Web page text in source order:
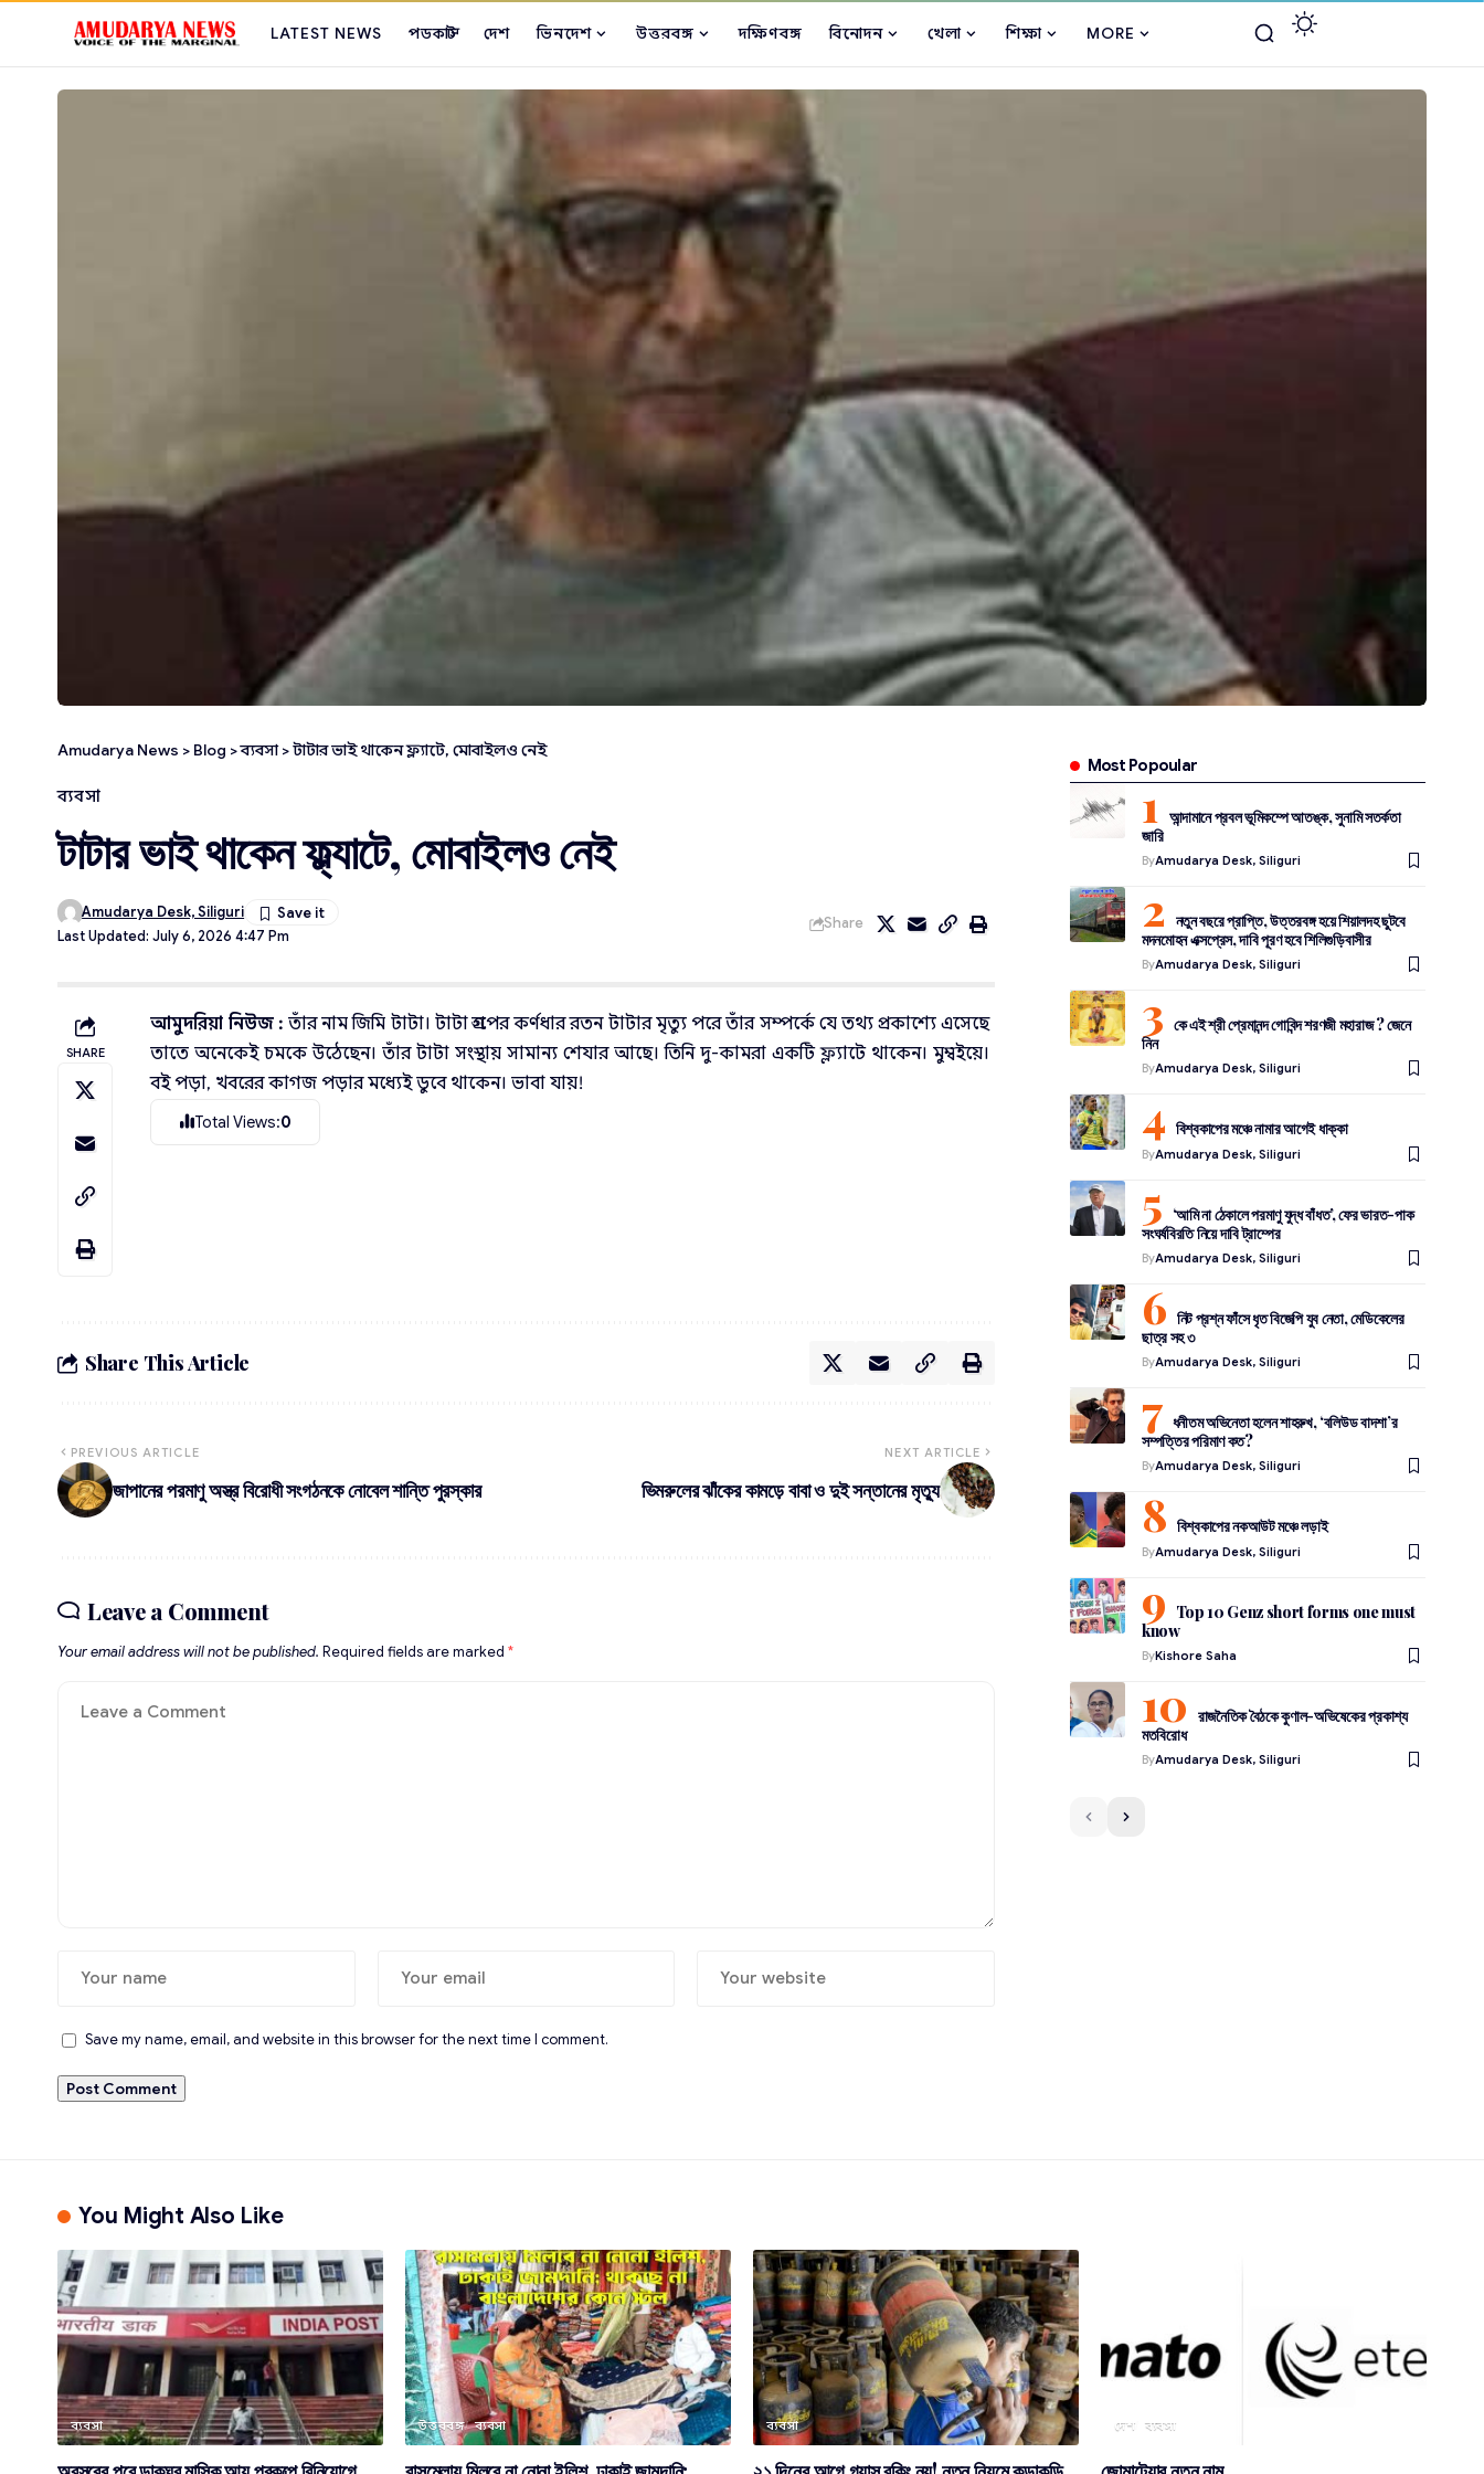
LATEST NEWS পডকাস্ট দেশ ভিনদেশ উত্তরবঙ্গ দক্ষিণবঙ্গ বিনোদন খেলা শিক্ষা MORE
Amudarya News > Blog >ব্যবসা>টাটার ভাই থাকেন ফ্ল্যাটে, মোবাইলও নেই
ব্যবসা
টাটার ভাই থাকেন ফ্ল্যাটে, মোবাইলও নেই
Last Updated: July 6, 2026 4:47 Pm
Amudarya Desk, Siliguri
Share
SHARE
আমুদরিয়া নিউজ : তাঁর নাম জিমি টাটা। টাটা গ্রুপের কর্ণধার রতন টাটার মৃত্যু পরে তাঁর সম্পর্কে যে তথ্য প্রকাশ্যে এসেছে
তাতে অনেকেই চমকে উঠেছেন। তাঁর টাটা সংস্থায় সামান্য শেযার আছে। তিনি দু-কামরা একটি ফ্ল্যাটে থাকেন। মুম্বইয়ে।
বই পড়া, খবরের কাগজ পড়ার মধ্যেই ডুবে থাকেন। ভাবা যায়!
Total Views:0
Share This Article
PREVIOUS ARTICLE
জাপানের পরমাণু অস্ত্র বিরোধী সংগঠনকে নোবেল শান্তি পুরস্কার
NEXT ARTICLE
ভিমরুলের ঝাঁকের কামড়ে বাবা ও দুই সন্তানের মৃত্যু
Leave a Comment
Your email address will not be published. Required fields are marked *
Save my name, email, and website in this browser for the next time I comment.
Most Popoular
আন্দামানে প্রবল ভূমিকম্পে আতঙ্ক, সুনামি সতর্কতা
জারি
ByAmudarya Desk, Siliguri
নতুন বছরে প্রাপ্তি, উত্তরবঙ্গ হয়ে শিয়ালদহ ছুটবে
মদনমোহন এক্সপ্রেস, দাবি পূরণ হবে শিলিগুড়িবাসীর
ByAmudarya Desk, Siliguri
কে এই শ্রী প্রেমানন্দ গোবিন্দ শরণজী মহারাজ ? জেনে
নিন
ByAmudarya Desk, Siliguri
বিশ্বকাপের মঞ্চে নামার আগেই ধাক্কা
ByAmudarya Desk, Siliguri
‘আমি না ঠেকালে পরমাণু যুদ্ধ বাঁধত’, ফের ভারত-পাক
সংঘর্ষবিরতি নিয়ে দাবি ট্রাম্পের
ByAmudarya Desk, Siliguri
নিট প্রশ্ন ফাঁসে ধৃত বিজেপি যুব নেতা, মেডিকেলের
ছাত্র সহ ৩
ByAmudarya Desk, Siliguri
ধনীতম অভিনেতা হলেন শাহরুখ, ‘বলিউড বাদশা’র
সম্পত্তির পরিমাণ কত?
ByAmudarya Desk, Siliguri
বিশ্বকাপের নকআউট মঞ্চে লড়াই
ByAmudarya Desk, Siliguri
Top 10 Genz short forms one must
know
ByKishore Saha
রাজনৈতিক বৈঠকে কুণাল-অভিষেকের প্রকাশ্য
মতবিরোধ
ByAmudarya Desk, Siliguri
You Might Also Like
ব্যবসা উত্তরবঙ্গ ব্যবসা ব্যবসা দেশ ব্যবসা